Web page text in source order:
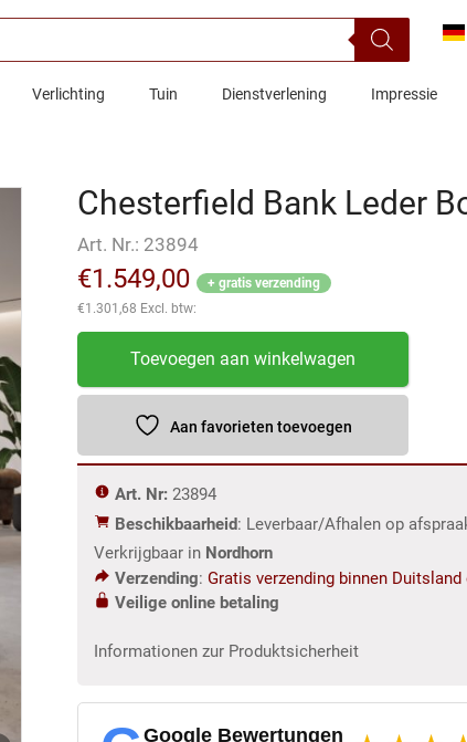
Verlichting Tuin Dienstverlening Impressie
Chesterfield Bank Leder
Art. Nr.: 23894
€1.549,00
+ gratis verzending
€1.301,68 Excl. btw:
Chesterfield
Leder
Bordeauxrood
1,65
Toevoegen aan winkelwagen
Aan favorieten toevoegen
Art. Nr:23894
Beschikbaarheid: Leverbaar/Afhalen op
Verkrijgbaar in Nordhorn
Verzending:Gratis verzending binnen
Veilige online betaling
Informationen zur Produktsicherheit
Google Bewertungen